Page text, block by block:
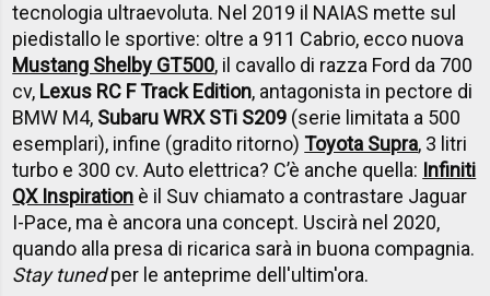
tecnologia ultraevoluta. Nel 2019 il NAIAS mette sul
piedistallo le sportive: oltre a 911 Cabrio, ecco nuova
Mustang Shelby GT500, il cavallo di razza Ford da 700
cv, Lexus RC F Track Edition, antagonista in pectore di
BMW M4, Subaru WRX STi S209 (serie limitata a 500
esemplari), infine (gradito ritorno)Toyota Supra, 3 litri
turbo e 300 cv. Auto elettrica? C’è anche quella: Infiniti
QX Inspiration è il Suv chiamato a contrastare Jaguar
I-Pace, ma è ancora una concept. Uscirà nel 2020,
quando alla presa di ricarica sarà in buona compagnia.
Stay tunedper le anteprime dell'ultim'ora.